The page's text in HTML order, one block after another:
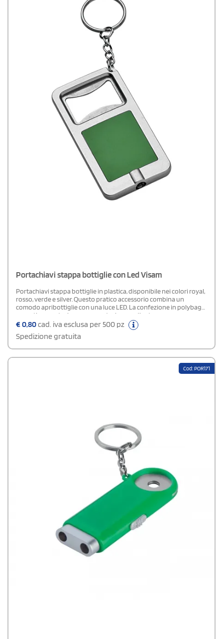
Portachiavi stappa bottiglie con Led Visam
Portachiavi stappa bottiglie in plastica, disponibile nei colori royal,
rosso, verde e silver. Questo pratico accessorio combina un
comodo apribottiglie con una luce LED. La confezione in polybag
garantisce protezione e presentazione ordinata.
€0,80cad. iva esclusa per 500 pz
Spedizione gratuita
Cod: POR171